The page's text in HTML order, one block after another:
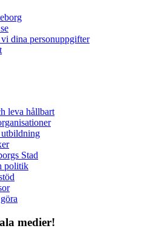
vi dina personuppgifter
leva hållbart
Stad
politik
medier!